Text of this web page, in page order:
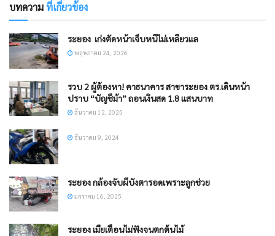
บทความที่เกี่ยวข้อง
ระยอง ​ เก่งตัดหน้าเจ็บหนีไม่เหลียวแล
พฤษภาคม 24, 2026
รวบ 2 ผู้ต้องหา! คาธนาคาร สาขาระยอง ตร.เดินหน้า
ปราบ “บัญชีม้า” ถอนเงินสด 1.8 แสนบาท
ธันวาคม 12, 2025
ธันวาคม 9, 2024
ระยอง กล้องจับผีบังตารอดเพราะลูกช่วย
มกราคม 16, 2025
ระยอง เมียเตือนไม่ฟังจนตกต้นไม้​